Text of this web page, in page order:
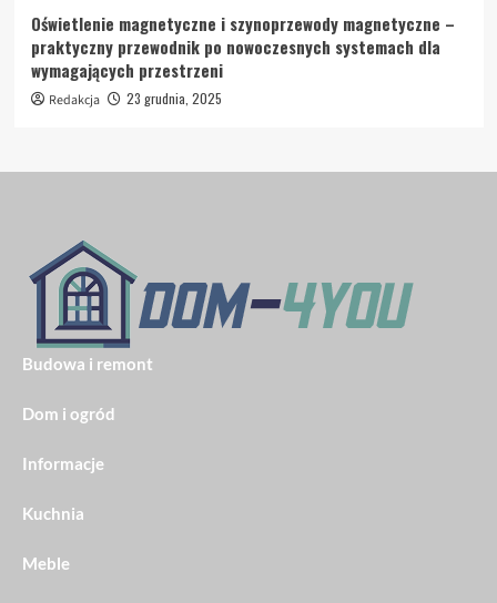
Oświetlenie magnetyczne i szynoprzewody magnetyczne –
praktyczny przewodnik po nowoczesnych systemach dla
wymagających przestrzeni
Redakcja 23 grudnia, 2025
Budowa i remont
Dom i ogród
Informacje
Kuchnia
Meble